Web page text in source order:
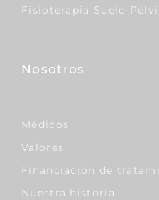
Fisioterapia Suelo
Nosotros
Médicos
Valores
Financiación de
Nuestra historia